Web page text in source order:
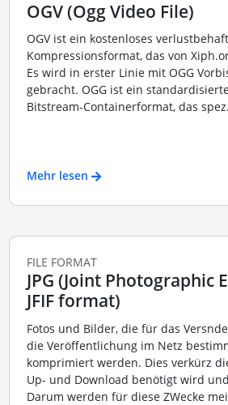
OGV (Ogg Video File)
OGV ist ein kostenloses
Kompressionsformat, das von
Es wird in erster Linie mit OGG
gebracht. OGG ist ein
Bitstream-Containerformat, das
Mehr lesen
FILE FORMAT
JPG (Joint Photographic
JFIF format)
Fotos und Bilder, die für das
die Veröffentlichung im Netz
komprimiert werden. Dies verkürz
Up- und Download benötigt wird
Darum werden für diese ZWecke